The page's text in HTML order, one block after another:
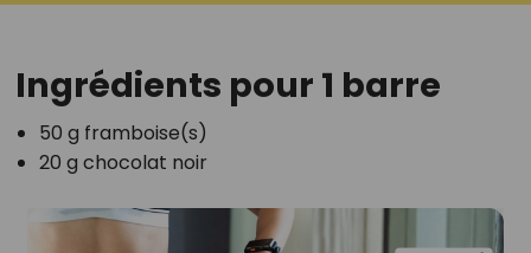
Ingrédients pour 1 barre
50 g framboise(s)
20 g chocolat noir